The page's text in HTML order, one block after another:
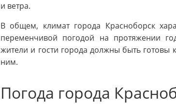
и ветра.
В общем, климат города Красноборск
переменчивой погодой на протяжении
жители и гости города должны быть
ним.
Погода города